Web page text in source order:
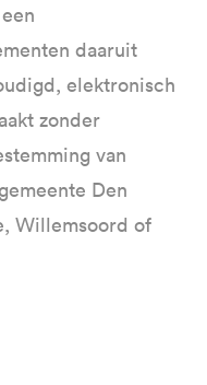
daaruit
elektronisch
zonder
van
Den
Willemsoord of